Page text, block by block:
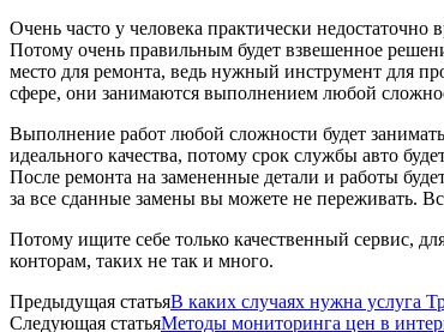
Очень часто у человека практически
Потому очень правильным будет взвешенное
место для ремонта, ведь нужный инструмент для
сфере, они занимаются выполнением любой
Выполнение работ любой сложности будет
идеального качества, потому срок службы авто
После ремонта на замененные детали и работы
за все сданные замены вы можете не переживать.
Потому ищите себе только качественный сервис,
конторам, таких не так и много.
Предыдущая статьяВ каких случаях нужна услуга
Следующая статьяМетоды мониторинга цен в